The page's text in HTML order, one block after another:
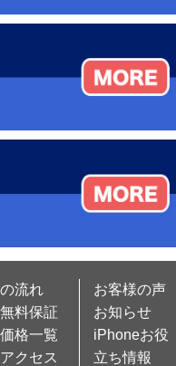
流れ
料保証
格一覧
クセス
お客様の声
お知らせ
iPhoneお役
立ち情報